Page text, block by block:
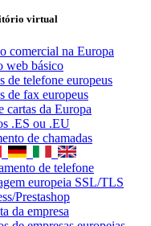
de empresas europeias
contábil online
em 189 países
segurança até 6 Tb
gratuitas para empresários
Business Center